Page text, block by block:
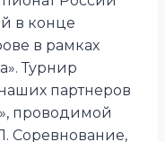
в конце
в рамках
Турнир
партнеров
проводимой
Соревнование,